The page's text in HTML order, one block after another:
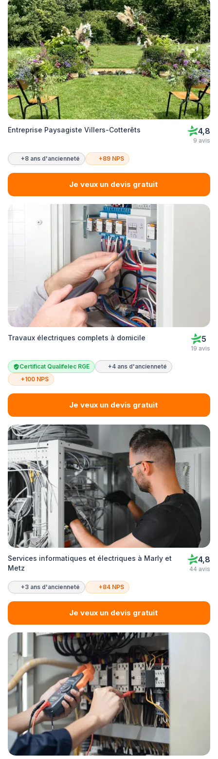
Entreprise Paysagiste Villers-Cotterêts 4,8
9 avis
+8 ans d'ancienneté +89 NPS
Je veux un devis gratuit
Travaux électriques complets à domicile 5
19 avis
Certificat Qualifelec RGE
+4 ans d'ancienneté
+100 NPS
Je veux un devis gratuit
Services informatiques et électriques à Marly et
Metz
4,8
44 avis
+3 ans d'ancienneté +84 NPS
Je veux un devis gratuit